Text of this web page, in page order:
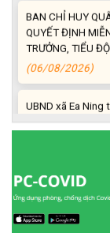
BAN CHỈ HUY
QUYẾT ĐỊNH
TRƯỞNG, TIỂU
(06/08/2026)
UBND xã Ea
an sinh xã hội 7
(06/08/2026)
Trường cao
Anh
(05/08/2026)